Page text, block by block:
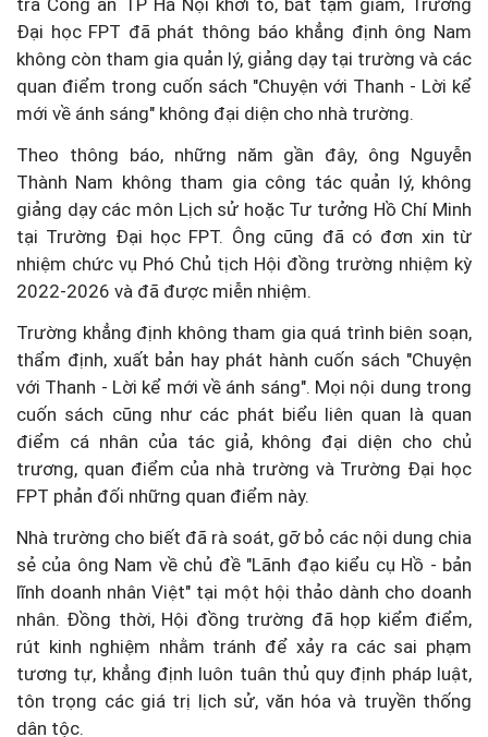
tra Công an TP Hà Nội khởi tố, bắt tạm giam, Trường
Đại học FPT đã phát thông báo khẳng định ông Nam
không còn tham gia quản lý, giảng dạy tại trường và các
quan điểm trong cuốn sách "Chuyện với Thanh - Lời kể
mới về ánh sáng" không đại diện cho nhà trường.
Theo thông báo, những năm gần đây, ông Nguyễn
Thành Nam không tham gia công tác quản lý, không
giảng dạy các môn Lịch sử hoặc Tư tưởng Hồ Chí Minh
tại Trường Đại học FPT. Ông cũng đã có đơn xin từ
nhiệm chức vụ Phó Chủ tịch Hội đồng trường nhiệm kỳ
2022-2026 và đã được miễn nhiệm.
Trường khẳng định không tham gia quá trình biên soạn,
thẩm định, xuất bản hay phát hành cuốn sách "Chuyện
với Thanh - Lời kể mới về ánh sáng". Mọi nội dung trong
cuốn sách cũng như các phát biểu liên quan là quan
điểm cá nhân của tác giả, không đại diện cho chủ
trương, quan điểm của nhà trường và Trường Đại học
FPT phản đối những quan điểm này.
Nhà trường cho biết đã rà soát, gỡ bỏ các nội dung chia
sẻ của ông Nam về chủ đề "Lãnh đạo kiểu cụ Hồ - bản
lĩnh doanh nhân Việt" tại một hội thảo dành cho doanh
nhân. Đồng thời, Hội đồng trường đã họp kiểm điểm,
rút kinh nghiệm nhằm tránh để xảy ra các sai phạm
tương tự, khẳng định luôn tuân thủ quy định pháp luật,
tôn trọng các giá trị lịch sử, văn hóa và truyền thống
dân tộc.